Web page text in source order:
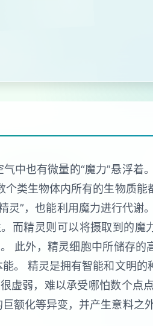
中也有微量的“魔力”悬浮着
类生物体内所有的生物质能
灵”，也能利用魔力进行代谢
而精灵则可以将摄取到的魔
此外，精灵细胞中所储存的
。 精灵是拥有智能和文明的
弱，难以承受哪怕数个点点
额化等异变，并产生意料之